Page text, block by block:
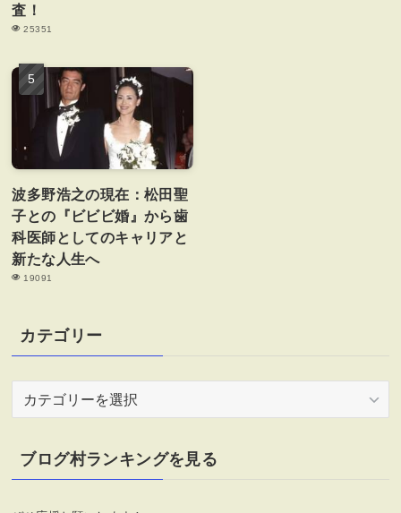
査！
25351
波多野浩之の現在：松田聖
子との『ビビビ婚』から歯
科医師としてのキャリアと
新たな人生へ
19091
カテゴリー
リ
ー
ブログ村ランキングを見る